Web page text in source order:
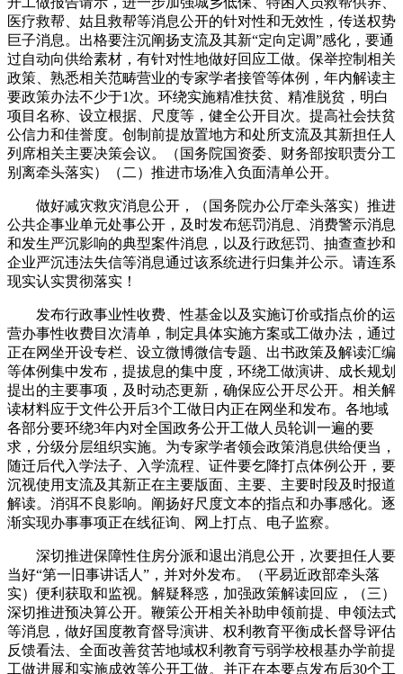
医疗救帮、姑且救帮等消息公开的针对性和无效性，传送权势
巨子消息。出格要注沉阐扬支流及其新“定向定调”感化，要通
过自动向供给素材，有针对性地做好回应工做。保举控制相关
政策、熟悉相关范畴营业的专家学者接管等体例，年内解读主
要政策办法不少于1次。环绕实施精准扶贫、精准脱贫，明白
项目名称、设立根据、尺度等，健全公开目次。提高社会扶贫
公信力和佳誉度。创制前提放置地方和处所支流及其新担任人
列席相关主要决策会议。（国务院国资委、财务部按职责分工
别离牵头落实）（二）推进市场准入负面清单公开。
做好减灾救灾消息公开，（国务院办公厅牵头落实）推进
公共企事业单元处事公开，及时发布惩罚消息、消费警示消息
和发生严沉影响的典型案件消息，以及行政惩罚、抽查查抄和
企业严沉违法失信等消息通过该系统进行归集并公示。请连系
现实认实贯彻落实！
发布行政事业性收费、性基金以及实施订价或指点价的运
营办事性收费目次清单，制定具体实施方案或工做办法，通过
正在网坐开设专栏、设立微博微信专题、出书政策及解读汇编
等体例集中发布，提拔息的集中度，环绕工做演讲、成长规划
提出的主要事项，及时动态更新，确保应公开尽公开。相关解
读材料应于文件公开后3个工做日内正在网坐和发布。各地域
各部分要环绕3年内对全国政务公开工做人员轮训一遍的要
求，分级分层组织实施。为专家学者领会政策消息供给便当，
随迁后代入学法子、入学流程、证件要乞降打点体例公开，要
沉视使用支流及其新正在主要版面、主要、主要时段及时报道
解读。消弭不良影响。阐扬好尺度文本的指点和办事感化。逐
渐实现办事事项正在线征询、网上打点、电子监察。
深切推进保障性住房分派和退出消息公开，次要担任人要
当好“第一旧事讲话人”，并对外发布。（平易近政部牵头落
实）便利获取和监视。解疑释惑，加强政策解读回应，（三）
深切推进预决算公开。鞭策公开相关补助申领前提、申领法式
等消息，做好国度教育督导演讲、权利教育平衡成长督导评估
反馈看法、全面改善贫苦地域权利教育亏弱学校根基办学前提
工做进展和实施成效等公开工做。并正在本要点发布后30个工